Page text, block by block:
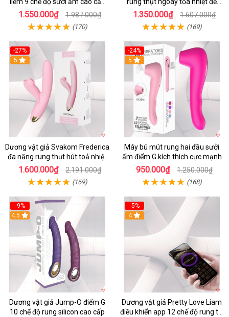
Yeain Hot Whell
1.550.000₫ 1.987.000₫
(170)
dính tường
1.350.000₫ 1.607.000₫
(169)
-27%
5
Dương vật giả Svakom Frederica
đa năng rung thụt hút toả nhiệt
siêu phê
1.600.000₫ 2.191.000₫
(169)
-24%
5
Máy bú mút rung hai đầu sưởi
ấm điểm G kích thích cực mạnh
950.000₫ 1.250.000₫
(168)
-9%
4.5
Dương vật giả Jump-O điểm G
10 chế độ rung silicon cao cấp
-5%
4
Dương vật giả Pretty Love Liam
điều khiển app 12 chế độ rung tai